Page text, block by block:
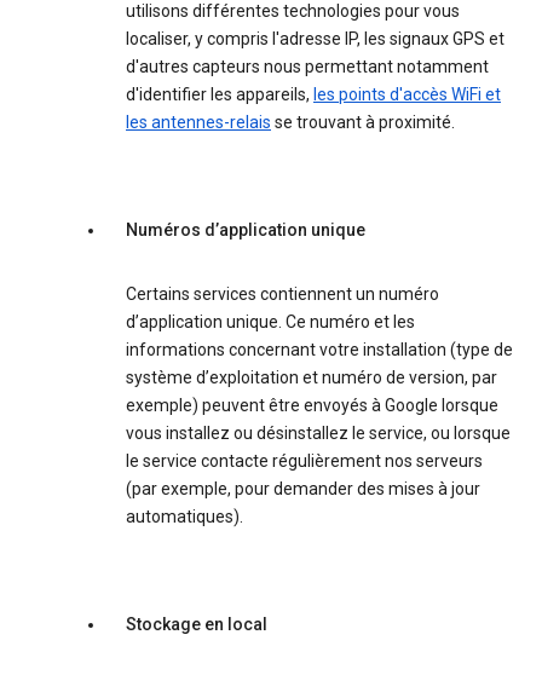
utilisons différentes technologies pour vous
localiser, y compris l'adresse IP, les signaux GPS et
d'autres capteurs nous permettant notamment
d'identifier les appareils, les points d'accès WiFi et
les antennes-relais se trouvant à proximité.
Numéros d’application unique
Certains services contiennent un numéro
d’application unique. Ce numéro et les
informations concernant votre installation (type de
système d’exploitation et numéro de version, par
exemple) peuvent être envoyés à Google lorsque
vous installez ou désinstallez le service, ou lorsque
le service contacte régulièrement nos serveurs
(par exemple, pour demander des mises à jour
automatiques).
Stockage en local